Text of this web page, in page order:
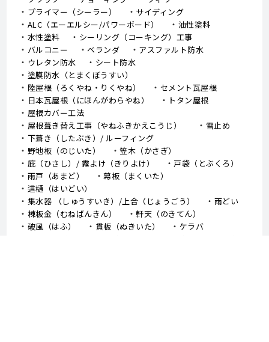
プライマー（シーラー）
サイディング
ALC（エーエルシー/パワーボード）
油性塗料
水性塗料
シーリング（コーキング）工事
バルコニー
ベランダ
アスファルト防水
ウレタン防水
シート防水
塗膜防水（とまくぼうすい）
陸屋根（ろくやね・りくやね）
セメント瓦屋根
日本瓦屋根（にほんがわらやね）
トタン屋根
屋根カバー工法
屋根葺き替え工事（やねふきかえこうじ）
雪止め
下葺き（したぶき）/ ルーフィング
野地板（のじいた）
笠木（かさぎ）
庇（ひさし）/ 霧よけ（きりよけ）
戸袋（とぶくろ）
雨戸（あまど）
幕板（まくいた）
這樋（はいどい）
集水器 （しゅうすいき）/上合（じょうごう）
雨どい
棟板金（むねばんきん）
軒天（のきてん）
破風（はふ）
貫板（ぬきいた）
ケラバ